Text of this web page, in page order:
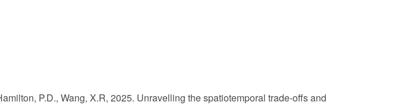
P.D., Wang, X.R, 2025. Unravelling the spatiotemporal trade-offs and